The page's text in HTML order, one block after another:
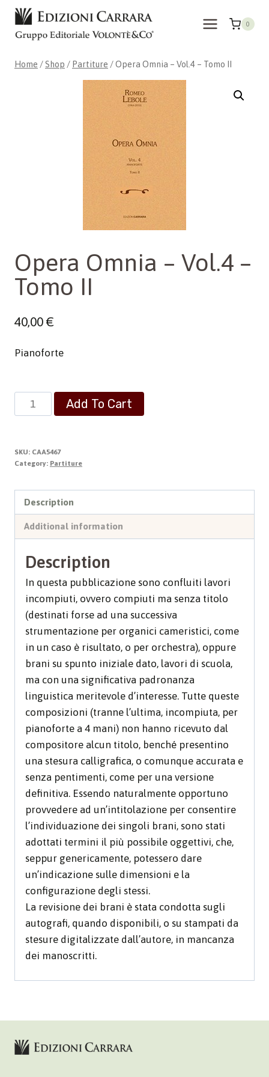
Skip
content
0
Home / Shop / Partiture /Opera Omnia – Vol.4 – Tomo II
Opera Omnia – Vol.4 –
Tomo II
40,00€
Pianoforte
Opera
Omnia
Vol.4
-
quantity
Add To Cart
SKU: CAA5467
Category: Partiture
Description
Additional information
Description
In questa pubblicazione sono confluiti lavori
incompiuti, ovvero compiuti ma senza titolo
(destinati forse ad una successiva
strumentazione per organici cameristici, come
in un caso è risultato, o per orchestra), oppure
brani su spunto iniziale dato, lavori di scuola,
ma con una significativa padronanza
linguistica meritevole d’interesse. Tutte queste
composizioni (tranne l’ultima, incompiuta, per
pianoforte a 4 mani) non hanno ricevuto dal
compositore alcun titolo, benché presentino
una stesura calligrafica, o comunque accurata e
senza pentimenti, come per una versione
definitiva. Essendo naturalmente opportuno
provvedere ad un’intitolazione per consentire
l’individuazione dei singoli brani, sono stati
adottati termini il più possibile oggettivi, che,
seppur genericamente, potessero dare
un’indicazione sulle dimensioni e la
configurazione degli stessi.
La revisione dei brani è stata condotta sugli
autografi, quando disponibili, o su stampati da
stesure digitalizzate dall’autore, in mancanza
dei manoscritti.